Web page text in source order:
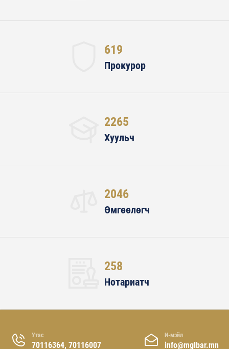
619
Прокурор
2265
Хуульч
2046
Өмгөөлөгч
258
Нотариатч
Утас
70116364, 70116007
И-мэйл
info@mglbar.mn